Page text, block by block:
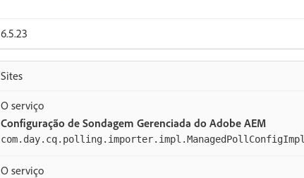
6.5.23
Sites
O serviço
Configuração de Sondagem Gerenciada do Adobe AEM
com.day.cq.polling.importer.impl.ManagedPollConfigImpl
O serviço